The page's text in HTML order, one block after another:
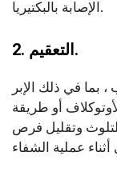
الإصابة بالبكتيريا.
2. التعقيم.
بما في ذلك الإبر
أو طريقة
وتقليل فرص